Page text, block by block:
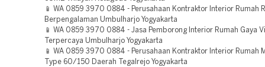
📱 WA 0859 3970 0884 - Perusahaan Kontraktor Interior Rumah
Berpengalaman Umbulharjo Yogyakarta
📱 WA 0859 3970 0884 - Jasa Pemborong Interior Rumah Gaya
Terpercaya Umbulharjo Yogyakarta
📱 WA 0859 3970 0884 - Perusahaan Kontraktor Interior Rumah
Type 60/150 Daerah Tegalrejo Yogyakarta